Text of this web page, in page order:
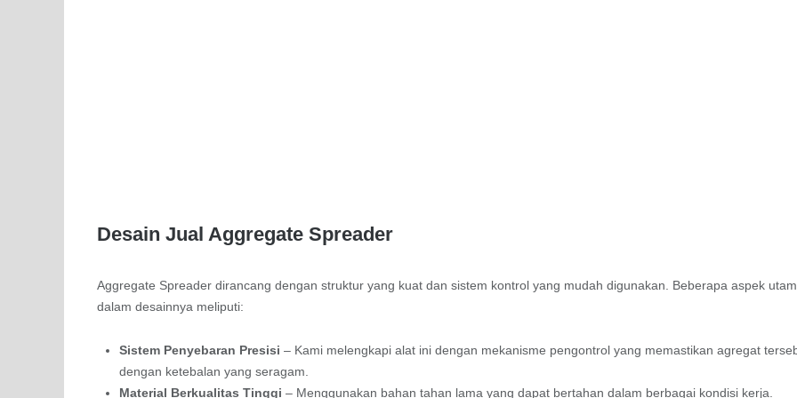
Desain Jual Aggregate Spreader
Aggregate Spreader dirancang dengan struktur yang kuat dan sistem kontrol yang mudah digunakan. Beberapa aspek
dalam desainnya meliputi:
Sistem Penyebaran Presisi – Kami melengkapi alat ini dengan mekanisme pengontrol yang memastikan agregat
dengan ketebalan yang seragam.
Material Berkualitas Tinggi – Menggunakan bahan tahan lama yang dapat bertahan dalam berbagai kondisi kerja.